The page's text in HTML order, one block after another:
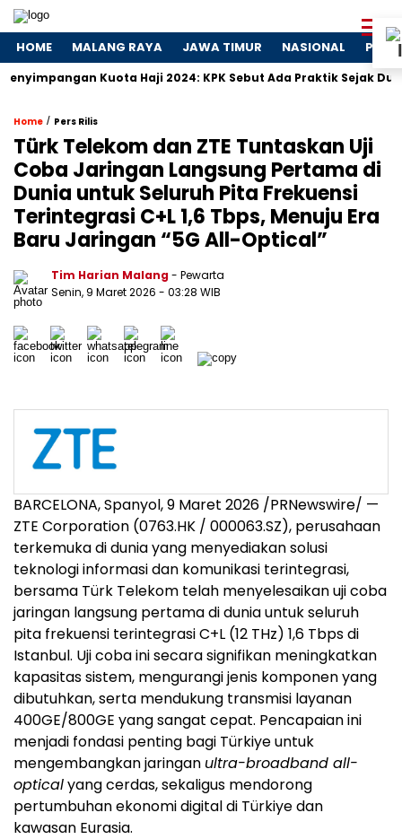
HOME MALANG RAYA JAWA TIMUR NASIONAL
Kuota Haji 2024: KPK Sebut Ada Praktik Sejak Dulu
Home / Pers Rilis
Türk Telekom dan ZTE Tuntaskan Uji
Coba Jaringan Langsung Pertama di
Dunia untuk Seluruh Pita Frekuensi
Terintegrasi C+L 1,6 Tbps, Menuju Era
Baru Jaringan “5G All-Optical”
Tim Harian Malang- Pewarta
Senin, 9 Maret 2026 - 03:28 WIB
BARCELONA, Spanyol,9 Maret 2026 /PRNewswire/ —
ZTE Corporation (0763.HK / 000063.SZ), perusahaan
terkemuka di dunia yang menyediakan solusi
teknologi informasi dan komunikasi terintegrasi,
bersama Türk Telekom telah menyelesaikan uji coba
jaringan langsung pertama di dunia untuk seluruh
pita frekuensi terintegrasi C+L (12 THz) 1,6 Tbps di
Istanbul. Uji coba ini secara signifikan meningkatkan
kapasitas sistem, mengurangi jenis komponen yang
dibutuhkan, serta mendukung transmisi layanan
400GE/800GE yang sangat cepat. Pencapaian ini
menjadi fondasi penting bagi Türkiye untuk
mengembangkan jaringan ultra-broadband all-
opticalyang cerdas, sekaligus mendorong
pertumbuhan ekonomi digital di Türkiye dan
kawasan Eurasia.